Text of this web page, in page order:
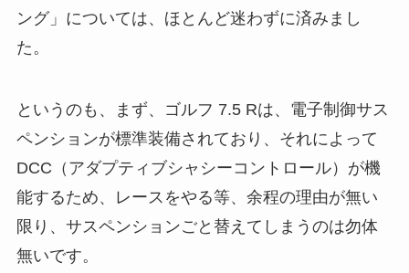
ング」については、ほとんど迷わずに済みまし
た。
というのも、まず、ゴルフ 7.5 Rは、電子制御サス
ペンションが標準装備されており、それによって
DCC（アダプティブシャシーコントロール）が機
能するため、レースをやる等、余程の理由が無い
限り、サスペンションごと替えてしまうのは勿体
無いです。